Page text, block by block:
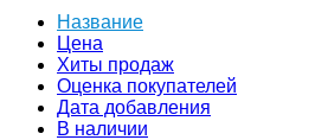
Название
Цена
Хиты продаж
Оценка покупателей
Дата добавления
В наличии